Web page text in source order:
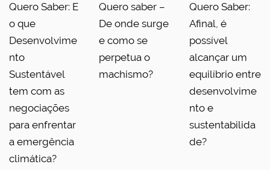
Quero Saber: E
o que
Desenvolvime
nto
Sustentável
tem com as
negociações
para enfrentar
a emergência
climática?
Quero saber –
De onde surge
e como se
perpetua o
machismo?
Quero Saber:
Afinal, é
possível
alcançar um
equilíbrio entre
desenvolvime
nto e
sustentabilida
de?